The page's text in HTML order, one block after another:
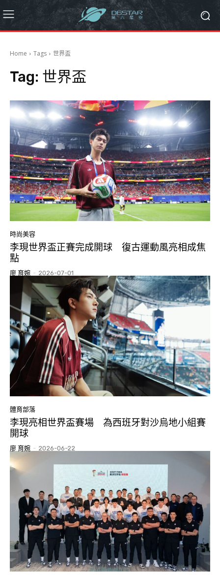
Home Tags 世界盃
Tag: 世界盃
時尚美容
李現世界盃正賽完成開球 復古運動風亮相成焦
點
廖 育婉 - 2026-07-01
體育部落
李現亮相世界盃賽場 為西班牙對沙烏地小組賽
開球
廖 育婉 - 2026-06-22